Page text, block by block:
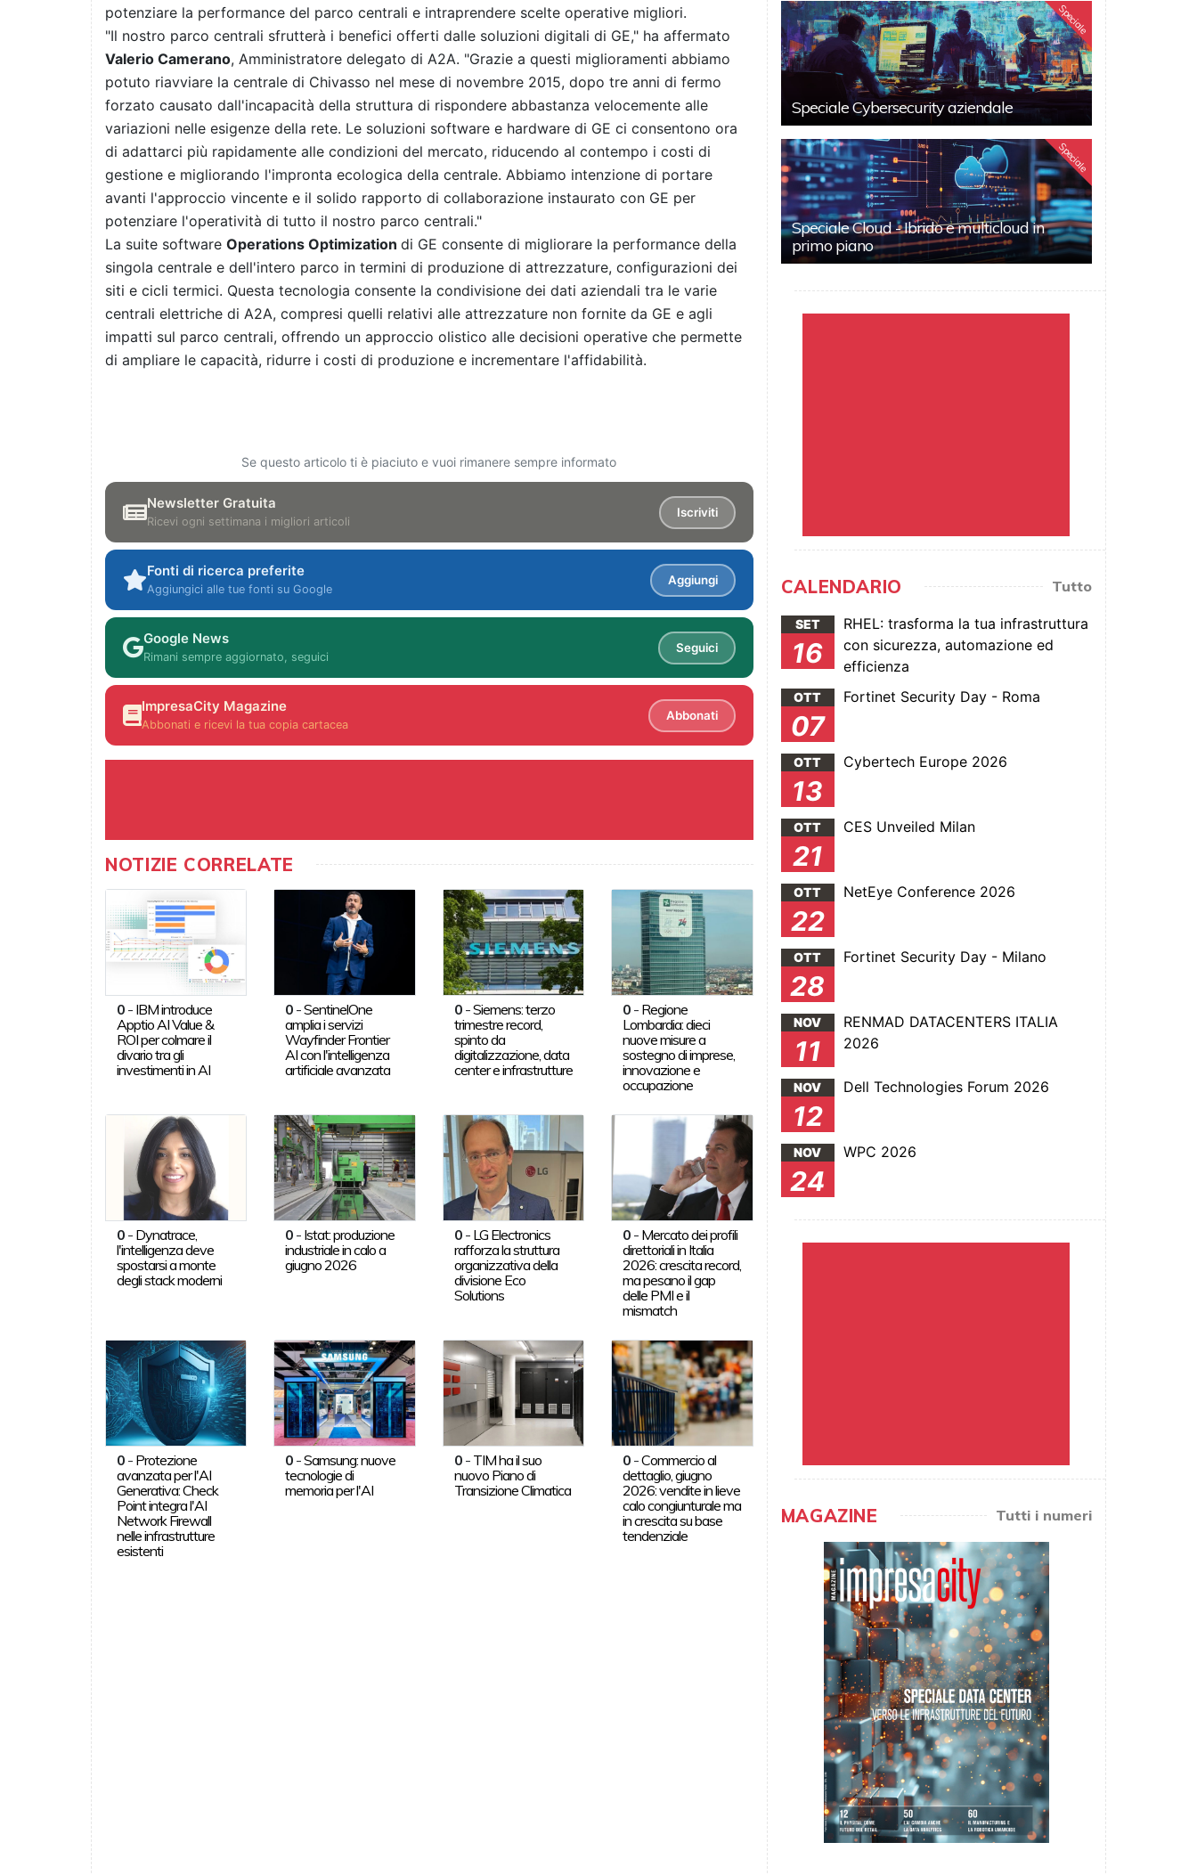
potenziare la performance del parco centrali e intraprendere scelte operative migliori.
"Il nostro parco centrali sfrutterà i benefici offerti dalle soluzioni digitali di GE," ha affermato
Valerio Camerano, Amministratore delegato di A2A. "Grazie a questi miglioramenti abbiamo
potuto riavviare la centrale di Chivasso nel mese di novembre 2015, dopo tre anni di fermo
forzato causato dall'incapacità della struttura di rispondere abbastanza velocemente alle
variazioni nelle esigenze della rete. Le soluzioni software e hardware di GE ci consentono ora
di adattarci più rapidamente alle condizioni del mercato, riducendo al contempo i costi di
gestione e migliorando l'impronta ecologica della centrale. Abbiamo intenzione di portare
avanti l'approccio vincente e il solido rapporto di collaborazione instaurato con GE per
potenziare l'operatività di tutto il nostro parco centrali."
La suite software Operations Optimization di GE consente di migliorare la performance della
singola centrale e dell'intero parco in termini di produzione di attrezzature, configurazioni dei
siti e cicli termici. Questa tecnologia consente la condivisione dei dati aziendali tra le varie
centrali elettriche di A2A, compresi quelli relativi alle attrezzature non fornite da GE e agli
impatti sul parco centrali, offrendo un approccio olistico alle decisioni operative che permette
di ampliare le capacità, ridurre i costi di produzione e incrementare l'affidabilità.
Se questo articolo ti è piaciuto e vuoi rimanere sempre informato
Newsletter Gratuita
Ricevi ogni settimana i migliori articoli
Iscriviti
Fonti di ricerca preferite
Aggiungici alle tue fonti su Google
Aggiungi
Google News
Rimani sempre aggiornato, seguici
Seguici
ImpresaCity Magazine
Abbonati e ricevi la tua copia cartacea
Abbonati
NOTIZIE CORRELATE
0- IBM introduce
Apptio AI Value &
ROI per colmare il
divario tra gli
investimenti in AI
0 -SentinelOne
amplia i servizi
Wayfinder Frontier
AI con l'intelligenza
artificiale avanzata
0-Siemens: terzo
trimestre record,
spinto da
digitalizzazione, data
center e infrastrutture
0 - Regione
Lombardia: dieci
nuove misure a
sostegno di imprese,
innovazione e
occupazione
0- Dynatrace,
l'intelligenza deve
spostarsi a monte
degli stack moderni
0 - Istat: produzione
industriale in calo a
giugno 2026
0- LG Electronics
rafforza la struttura
organizzativa della
divisione Eco
Solutions
0 - Mercato dei profili
direttoriali in Italia
2026: crescita record,
ma pesano il gap
delle PMI e il
mismatch
0- Protezione
avanzata per l'AI
Generativa: Check
Point integra l'AI
Network Firewall
nelle infrastrutture
esistenti
0 -Samsung: nuove
tecnologie di
memoria per l'AI
0- TIM ha il suo
nuovo Piano di
Transizione Climatica
0 -Commercio al
dettaglio, giugno
2026: vendite in lieve
calo congiunturale ma
in crescita su base
tendenziale
Speciale
Speciale Cybersecurity aziendale
Speciale
Speciale Cloud - Ibrido e multicloud in
primo piano
CALENDARIO Tutto
SET
16
RHEL: trasforma la tua infrastruttura
con sicurezza, automazione ed
efficienza
OTT
07
Fortinet Security Day - Roma
OTT
13
Cybertech Europe 2026
OTT
21
CES Unveiled Milan
OTT
22
NetEye Conference 2026
OTT
28
Fortinet Security Day - Milano
NOV
11
RENMAD DATACENTERS ITALIA
2026
NOV
12
Dell Technologies Forum 2026
NOV
24
WPC 2026
MAGAZINE Tutti i numeri